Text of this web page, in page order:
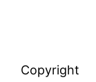
Copyright